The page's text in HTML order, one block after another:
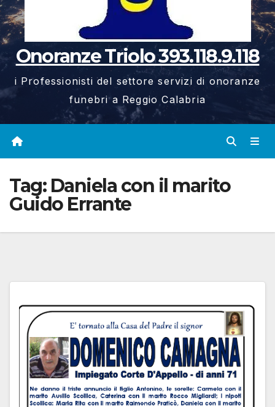
Onoranze Triolo 393.118.9.118
i Professionisti del settore servizi di onoranze
funebri a Reggio Calabria
Tag: Daniela con il marito
Guido Errante